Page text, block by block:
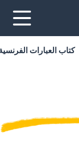
كتاب العبارات